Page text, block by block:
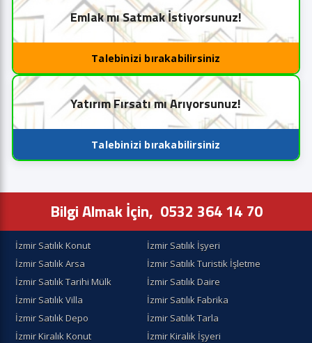
Emlak mı Satmak İstiyorsunuz!
Talebinizi bırakabilirsiniz
Yatırım Fırsatı mı Arıyorsunuz!
Talebinizi bırakabilirsiniz
Bilgi Almak İçin, 0532 364 14 70
İzmir Satılık Konut
İzmir Satılık İşyeri
İzmir Satılık Arsa
İzmir Satılık Turistik İşletme
İzmir Satılık Tarihi Mülk
İzmir Satılık Daire
İzmir Satılık Villa
İzmir Satılık Fabrika
İzmir Satılık Depo
İzmir Satılık Tarla
İzmir Kiralık Konut
İzmir Kiralik İşyeri